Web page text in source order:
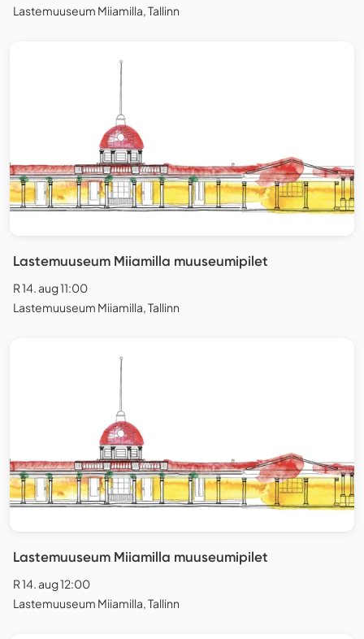
Lastemuuseum Miiamilla, Tallinn
Lastemuuseum Miiamilla muuseumipilet
R 14. aug 11:00
Lastemuuseum Miiamilla, Tallinn
Lastemuuseum Miiamilla muuseumipilet
R 14. aug 12:00
Lastemuuseum Miiamilla, Tallinn